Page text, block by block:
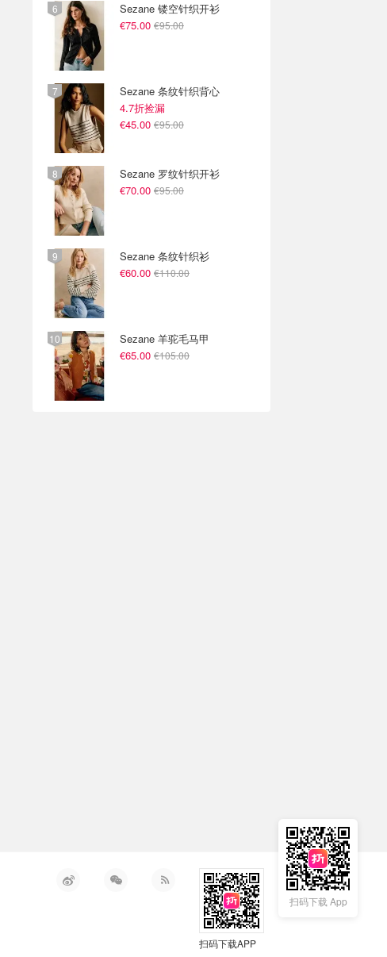
Sezane 镂空针织开衫
€75.00 €95.00
Sezane 条纹针织背心
4.7折捡漏
€45.00 €95.00
Sezane 罗纹针织开衫
€70.00 €95.00
Sezane 条纹针织衫
€60.00 €110.00
Sezane 羊驼毛马甲
€65.00 €105.00
扫码下载 App
扫码下载APP